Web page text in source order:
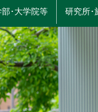
部･大学院等 研究所･